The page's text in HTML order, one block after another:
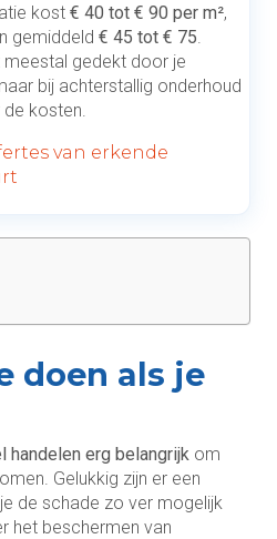
kost € 40 tot € 90 per m²,
gemiddeld € 45 tot € 75
gedekt door je
bij achterstallig onderhoud
kosten.
van erkende
doen als je
handelen erg belangrijk om
Gelukkig zijn er een
de schade zo ver mogelijk
het beschermen van